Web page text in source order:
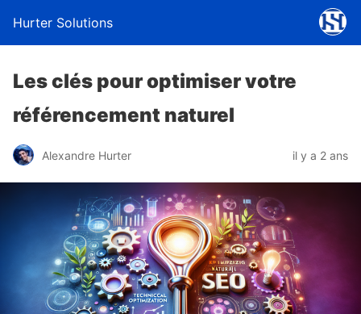
Hurter Solutions
Les clés pour optimiser votre
référencement naturel
Alexandre Hurter il y a 2 ans